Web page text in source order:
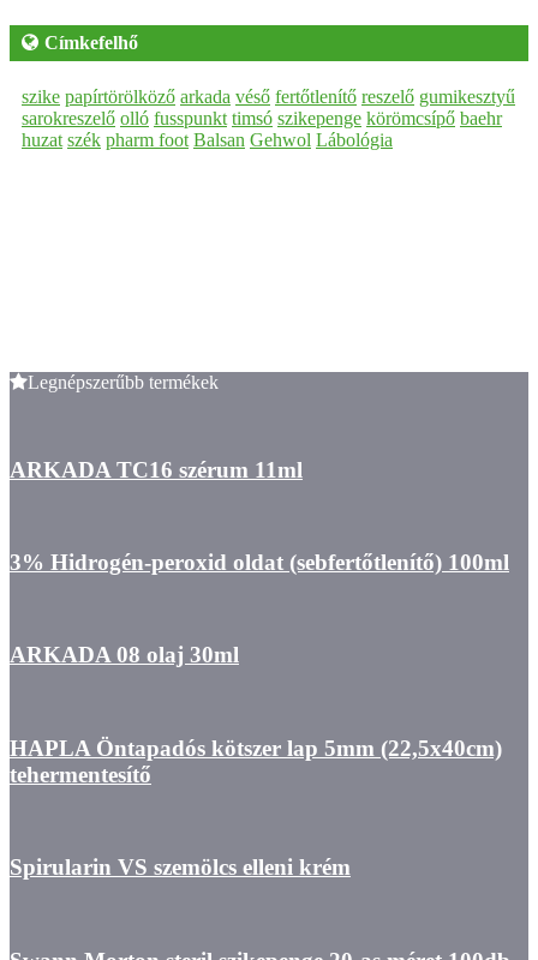
Címkefelhő
szike papírtörölköző arkada véső fertőtlenítő reszelő gumikesztyű
sarokreszelő olló fusspunkt timsó szikepenge körömcsípő baehr
huzat szék pharm foot Balsan Gehwol Lábológia
Legnépszerűbb termékek
ARKADA TC16 szérum 11ml
3% Hidrogén-peroxid oldat (sebfertőtlenítő) 100ml
ARKADA 08 olaj 30ml
HAPLA Öntapadós kötszer lap 5mm (22,5x40cm)
tehermentesítő
Spirularin VS szemölcs elleni krém